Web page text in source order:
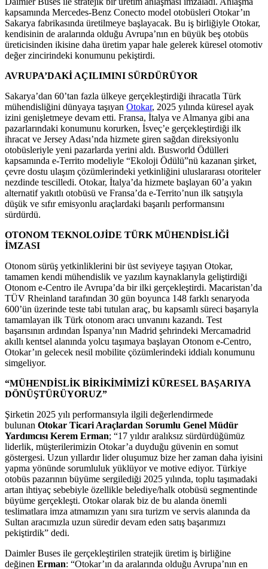
kapsamında Mercedes-Benz Conecto model otobüsleri Otokar’ın
Sakarya fabrikasında üretilmeye başlayacak. Bu iş birliğiyle Otokar,
kendisinin de aralarında olduğu Avrupa’nın en büyük beş otobüs
üreticisinden ikisine daha üretim yapar hale gelerek küresel otomotiv
değer zincirindeki konumunu pekiştirdi.
AVRUPA’DAKİ AÇILIMINI SÜRDÜRÜYOR
Sakarya’dan 60’tan fazla ülkeye gerçekleştirdiği ihracatla Türk
mühendisliğini dünyaya taşıyan Otokar, 2025 yılında küresel ayak
izini genişletmeye devam etti. Fransa, İtalya ve Almanya gibi ana
pazarlarındaki konumunu korurken, İsveç’e gerçekleştirdiği ilk
ihracat ve Jersey Adası’nda hizmete giren sağdan direksiyonlu
otobüsleriyle yeni pazarlarda yerini aldı. Busworld Ödülleri
kapsamında e-Territo modeliyle “Ekoloji Ödülü”nü kazanan şirket,
çevre dostu ulaşım çözümlerindeki yetkinliğini uluslararası otoriteler
nezdinde tescilledi. Otokar, İtalya’da hizmete başlayan 60’a yakın
alternatif yakıtlı otobüsü ve Fransa’da e-Territo’nun ilk satışıyla
düşük ve sıfır emisyonlu araçlardaki başarılı performansını
sürdürdü.
OTONOM TEKNOLOJİDE TÜRK MÜHENDİSLİĞİ
İMZASI
Otonom sürüş yetkinliklerini bir üst seviyeye taşıyan Otokar,
tamamen kendi mühendislik ve yazılım kaynaklarıyla geliştirdiği
Otonom e-Centro ile Avrupa’da bir ilki gerçekleştirdi. Macaristan’da
TÜV Rheinland tarafından 30 gün boyunca 148 farklı senaryoda
600’ün üzerinde teste tabi tutulan araç, bu kapsamlı süreci başarıyla
tamamlayan ilk Türk otonom aracı unvanını kazandı. Test
başarısının ardından İspanya’nın Madrid şehrindeki Mercamadrid
akıllı kentsel alanında yolcu taşımaya başlayan Otonom e-Centro,
Otokar’ın gelecek nesil mobilite çözümlerindeki iddialı konumunu
simgeliyor.
“MÜHENDİSLİK BİRİKİMİMİZİ KÜRESEL BAŞARIYA
DÖNÜŞTÜRÜYORUZ”
Şirketin 2025 yılı performansıyla ilgili değerlendirmede
bulunan Otokar Ticari Araçlardan Sorumlu Genel Müdür
Yardımcısı Kerem Erman; “17 yıldır aralıksız sürdürdüğümüz
liderlik, müşterilerimizin Otokar’a duyduğu güvenin en somut
göstergesi. Uzun yıllardır lider oluşumuz bize her zaman daha iyisini
yapma yönünde sorumluluk yüklüyor ve motive ediyor. Türkiye
otobüs pazarının büyüme sergilediği 2025 yılında, toplu taşımadaki
artan ihtiyaç sebebiyle özellikle belediye/halk otobüsü segmentinde
büyüme gerçekleşti. Otokar olarak biz de bu alanda önemli
teslimatlara imza atmamızın yanı sıra turizm ve servis alanında da
Sultan aracımızla uzun süredir devam eden satış başarımızı
pekiştirdik” dedi.
Daimler Buses ile gerçekleştirilen stratejik üretim iş birliğine
değinen Erman: “Otokar’ın da aralarında olduğu Avrupa’nın en